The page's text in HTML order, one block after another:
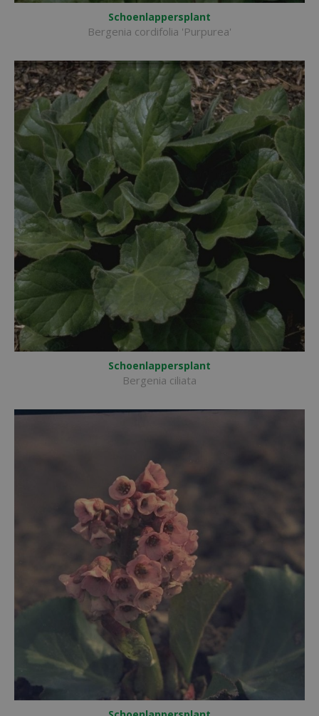
Schoenlappersplant
Bergenia cordifolia 'Purpurea'
Schoenlappersplant
Bergenia ciliata